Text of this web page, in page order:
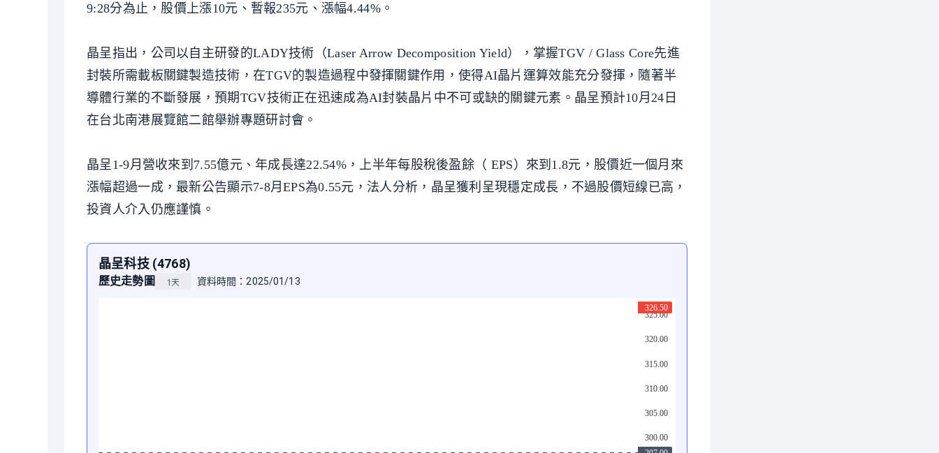
9:28分為止，股價上漲10元、暫報235元、漲幅4.44%。
晶呈指出，公司以自主研發的LADY技術（Laser Arrow Decomposition Yield），掌握TGV / Glass Core先進
封裝所需載板關鍵製造技術，在TGV的製造過程中發揮關鍵作用，使得AI晶片運算效能充分發揮，隨著半
導體行業的不斷發展，預期TGV技術正在迅速成為AI封裝晶片中不可或缺的關鍵元素。晶呈預計10月24日
在台北南港展覽館二館舉辦專題研討會。
晶呈1-9月營收來到7.55億元、年成長達22.54%，上半年每股稅後盈餘（ EPS）來到1.8元，股價近一個月來
漲幅超過一成，最新公告顯示7-8月EPS為0.55元，法人分析，晶呈獲利呈現穩定成長，不過股價短線已高，
投資人介入仍應謹慎。